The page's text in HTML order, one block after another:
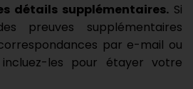
détails supplémentaires. Si
preuves supplémentaires
par e-mail ou
les pour étayer votre